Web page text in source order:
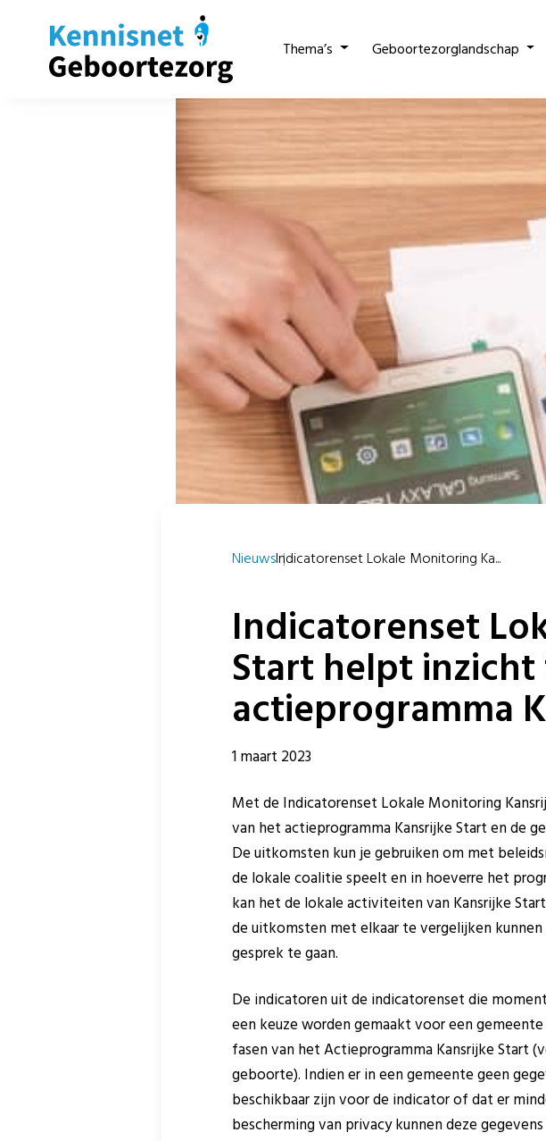
Thema’s Geboortezorglandschap
NieuwsIndicatorenset Lokale Monitoring Ka...
Indicatorenset
Start helpt
actieprogramma
1 maart 2023
Met de Indicatorenset Lokale Monitoring
van het actieprogramma Kansrijke Start en de
De uitkomsten kun je gebruiken om met
de lokale coalitie speelt en in hoeverre het
kan het de lokale activiteiten van Kansrijke
de uitkomsten met elkaar te vergelijken
gesprek te gaan.
De indicatoren uit de indicatorenset die
een keuze worden gemaakt voor een
fasen van het Actieprogramma Kansrijke Start
geboorte). Indien er in een gemeente geen
beschikbaar zijn voor de indicator of dat er
bescherming van privacy kunnen deze